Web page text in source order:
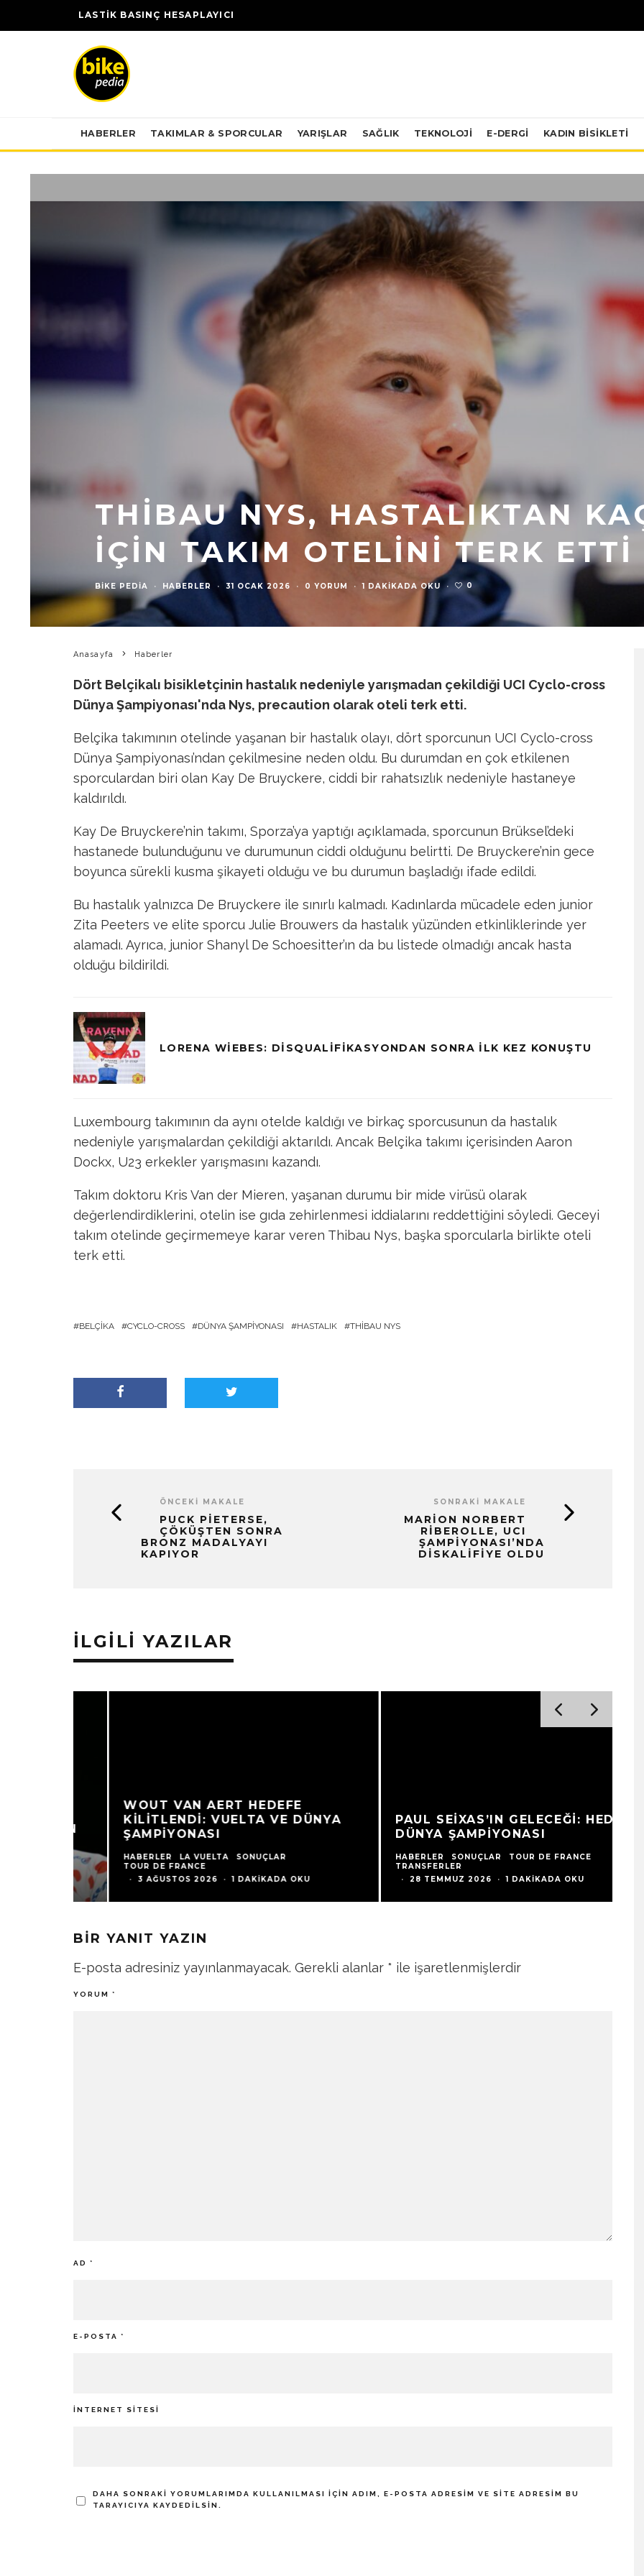
LASTİK BASINÇ HESAPLAYICI
HABERLER TAKIMLAR & SPORCULAR YARIŞLAR SAĞLIK TEKNOLOJI E-DERGİ KADIN BISIKLETI
THIBAU NYS, HASTALIKTAN
IÇIN TAKIM OTELINI TERK ETTI
BIKE PEDIA · HABERLER · 31 OCAK 2026 · 0 YORUM · 1 DAKIKADA OKU · 0
Anasayfa Haberler
Dört Belçikalı bisikletçinin hastalık nedeniyle yarışmadan çekildiği UCI Cyclo-cross
Dünya Şampiyonası'nda Nys, precaution olarak oteli terk etti.
Belçika takımının otelinde yaşanan bir hastalık olayı, dört sporcunun UCI Cyclo-cross
Dünya Şampiyonası’ndan çekilmesine neden oldu. Bu durumdan en çok etkilenen
sporculardan biri olan Kay De Bruyckere, ciddi bir rahatsızlık nedeniyle hastaneye
kaldırıldı.
Kay De Bruyckere’nin takımı, Sporza’ya yaptığı açıklamada, sporcunun Brüksel’deki
hastanede bulunduğunu ve durumunun ciddi olduğunu belirtti. De Bruyckere’nin gece
boyunca sürekli kusma şikayeti olduğu ve bu durumun başladığı ifade edildi.
Bu hastalık yalnızca De Bruyckere ile sınırlı kalmadı. Kadınlarda mücadele eden junior
Zita Peeters ve elite sporcu Julie Brouwers da hastalık yüzünden etkinliklerinde yer
alamadı. Ayrıca, junior Shanyl De Schoesitter’ın da bu listede olmadığı ancak hasta
olduğu bildirildi.
LORENA WIEBES: DISQUALIFIKASYONDAN SONRA İLK KEZ KONUŞTU
Luxembourg takımının da aynı otelde kaldığı ve birkaç sporcusunun da hastalık
nedeniyle yarışmalardan çekildiği aktarıldı. Ancak Belçika takımı içerisinden Aaron
Dockx, U23 erkekler yarışmasını kazandı.
Takım doktoru Kris Van der Mieren, yaşanan durumu bir mide virüsü olarak
değerlendirdiklerini, otelin ise gıda zehirlenmesi iddialarını reddettiğini söyledi. Geceyi
takım otelinde geçirmemeye karar veren Thibau Nys, başka sporcularla birlikte oteli
terk etti.
BELÇIKA CYCLO-CROSS DÜNYA ŞAMPIYONASI HASTALIK THIBAU NYS
ÖNCEKI MAKALE
PUCK PIETERSE,
ÇÖKÜŞTEN SONRA
BRONZ MADALYAYI
KAPIYOR
SONRAKI MAKALE
MARION NORBERT
RIBEROLLE, UCI
ŞAMPIYONASI’NDA
DISKALIFIYE OLDU
İLGILI YAZILAR
WOUT VAN AERT HEDEFE
KILITLENDI: VUELTA VE DÜNYA
ŞAMPIYONASI
HABERLER LA VUELTA
SONUÇLAR
TOUR DE FRANCE
·
3 AĞUSTOS 2026 · 1 DAKIKADA OKU
PAUL SEIXAS’IN GELECEĞI: HEDEF
DÜNYA ŞAMPIYONASI
HABERLER SONUÇLAR
TOUR DE FRANCE
TRANSFERLER
28 TEMMUZ 2026 · 1 DAKIKADA OKU
BIR YANIT YAZIN
E-posta adresiniz yayınlanmayacak. Gerekli alanlar * ile işaretlenmişlerdir
YORUM *
AD *
E-POSTA *
İNTERNET SITESI
DAHA SONRAKI YORUMLARIMDA KULLANILMASI IÇIN ADIM, E-POSTA ADRESIM VE SITE ADRESIM BU
TARAYICIYA KAYDEDILSIN.